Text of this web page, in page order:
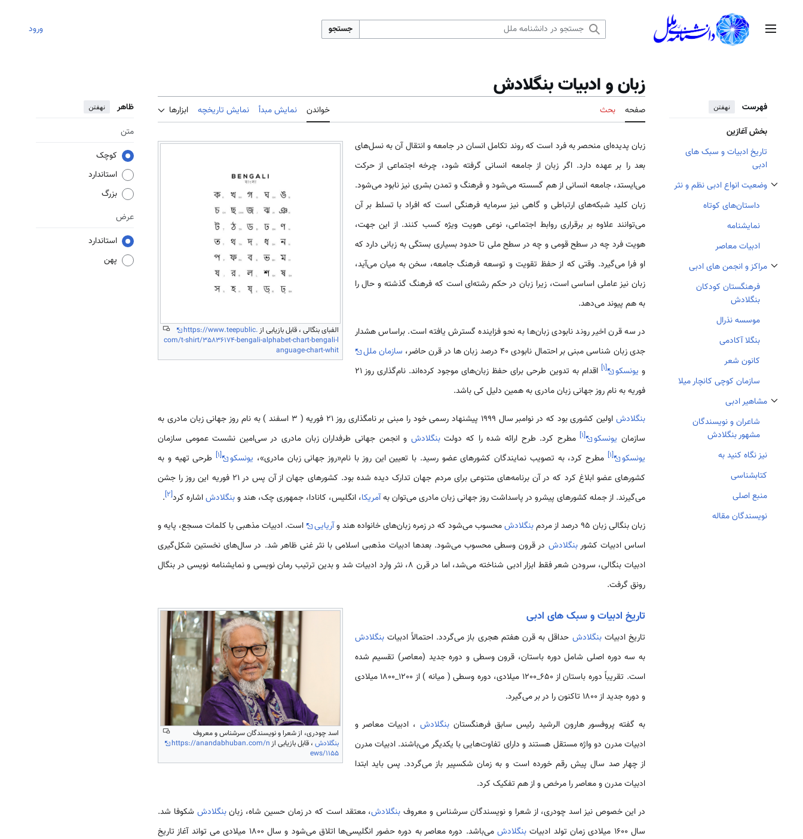
منوی اصلی جستجو ورود
فهرست نهفتن
بخش آغازین
تاریخ ادبیات و سبک های
ادبی
وضعیت انواع ادبی نظم و نثر
تغییر وضعیت زیربخش‌های وضعیت انواع ادبی نظم و نثر
داستان‌های کوتاه
نمایشنامه
ادبیات معاصر
مراکز و انجمن های ادبی
تغییر وضعیت زیربخش‌های مراکز و انجمن های ادبی
فرهنگستان کودکان
بنگلادش
موسسه نذرال
بنگلا آکادمی
کانون شعر
سازمان کوچی کانچار میلا
مشاهیر ادبی
تغییر وضعیت زیربخش‌های مشاهیر ادبی
شاعران و نویسندگان
مشهور بنگلادش
نیز نگاه کنید به
کتابشناسی
منبع اصلی
نویسندگان مقاله
زبان و ادبیات بنگلادش
صفحه بحث خواندن نمایش مبدأ نمایش تاریخچه ابزارها ظاهر نهفتن
متن
کوچک
استاندارد
بزرگ
عرض
استاندارد
پهن
الفبای بنگالی ، قابل بازیابی از https://www.teepublic.
com/t-shirt/35836174-bengali-alphabet-chart-bengali-l
anguage-chart-whit
زبان پدیده‌ای منحصر به فرد است که روند تکامل انسان در جامعه و انتقال آن به نسل‌های
بعد را بر عهده دارد. اگر زبان از جامعه انسانی گرفته شود، چرخه اجتماعی از حرکت
می‌ایستد، جامعه انسانی از هم گسسته می‌شود و فرهنگ و تمدن بشری نیز نابود می‌شود.
زبان کلید شبکه‌های ارتباطی و گاهی نیز سرمایه فرهنگی است که افراد با تسلط بر آن
می‌توانند علاوه بر برقراری روابط اجتماعی، نوعی هویت ویژه کسب کنند. از این جهت،
هویت فرد چه در سطح قومی و چه در سطح ملی تا حدود بسیاری بستگی به زبانی دارد که
او فرا می‌گیرد. وقتی که از حفظ تقویت و توسعه فرهنگ جامعه، سخن به میان می‌آید،
زبان نیز عاملی اساسی است، زیرا زبان در حکم رشته‌ای است که فرهنگ گذشته و حال را
به هم پیوند می‌دهد.
در سه قرن اخیر روند نابودی زبان‌ها به نحو فزاینده گسترش یافته است. براساس هشدار
جدی زبان شناسی مبنی بر احتمال نابودی 40 درصد زبان ها در قرن حاضر،
سازمان ملل
و یونسکو [۱]
اقدام به تدوین طرحی برای حفظ زبان‌های موجود کرده‌اند. نام‌گذاری روز 21
فوریه به نام روز جهانی زبان مادری به همین دلیل کی باشد.
بنگلادش
اولین کشوری بود که در نوامبر سال 1999 پیشنهاد رسمی خود را مبنی بر نامگذاری روز 21 فوریه ( 3 اسفند ) به نام روز جهانی زبان مادری به
سازمان یونسکو [۱]مطرح کرد. طرح ارائه شده را که دولتبنگلادش و انجمن جهانی طرفداران زبان مادری در سی‌امین نشست عمومی سازمان
یونسکو
[۱]مطرح کرد، به تصویب نمایندگان کشورهای عضو رسید. با تعیین این روز با نام«روز جهانی زبان مادری»، یونسکو [۱]طرحی تهیه و به
کشورهای عضو ابلاغ کرد که در آن برنامه‌های متنوعی برای مردم جهان تدارک دیده شده بود. کشورهای جهان از آن پس در 21 فوریه این روز را جشن
می‌گیرند. از جمله کشورهای پیشرو در پاسداشت روز جهانی زبان مادری می‌توان بهآمریکا، انگلیس، کانادا، جمهوری چک، هند وبنگلادشاشاره کرد[۲]
.
زبان بنگالی زبان 95 درصد از مردم بنگلادشمحسوب می‌شود که در زمره زبان‌های خانواده هند وآریایی
است. ادبیات مذهبی با کلمات مسجع، پایه و
اساس ادبیات کشوربنگلادش در قرون وسطی محسوب می‌شود. بعدها ادبیات مذهبی اسلامی با نثر غنی ظاهر شد. در سال‌های نخستین شکل‌گیری
ادبیات بنگالی، سرودن شعر فقط ابزار ادبی شناخته می‌شد، اما در قرن 8، نثر وارد ادبیات شد و بدین ترتیب رمان نویسی و نمایشنامه نویسی در بنگال
رونق گرفت.
اسد چودری، از شعرا و نویسندگان سرشناس و معروف
بنگلادش ، قابل بازیابی از https://anandabhuban.com/n
ews/1155
تاریخ ادبیات و سبک های ادبی
تاریخ ادبیاتبنگلادش حداقل به قرن هفتم هجری باز می‌گردد. احتمالاً ادبیاتبنگلادش
به سه دوره اصلی شامل دوره باستان، قرون وسطی و دوره جدید (معاصر) تقسیم شده
است. تقریباً دوره باستان از 650_1200 میلادی، دوره وسطی ( میانه ) از 1200_1800 میلادی
و دوره جدید از 1800 تاکنون را در بر می‌گیرد.
به گفته پروفسور هارون الرشید رئیس سابق فرهنگستان بنگلادش، ادبیات معاصر و
ادبیات مدرن دو واژه مستقل هستند و دارای تفاوت‌هایی با یکدیگر می‌باشند. ادبیات مدرن
از چهار صد سال پیش رقم خورده است و به زمان شکسپیر باز می‌گردد. پس باید ابتدا
ادبیات مدرن و معاصر را مرخص و از هم تفکیک کرد.
در این خصوص نیز اسد چودری، از شعرا و نویسندگان سرشناس و معروف بنگلادش، معتقد است که در زمان حسین شاه، زبانبنگلادش شکوفا شد.
سال 1600 میلادی زمان تولد ادبیات
بنگلادش
می‌باشد. دوره معاصر به دوره حضور انگلیسی‌ها اتلاق می‌شود و سال 1800 میلادی می تواند آغاز تاریخ